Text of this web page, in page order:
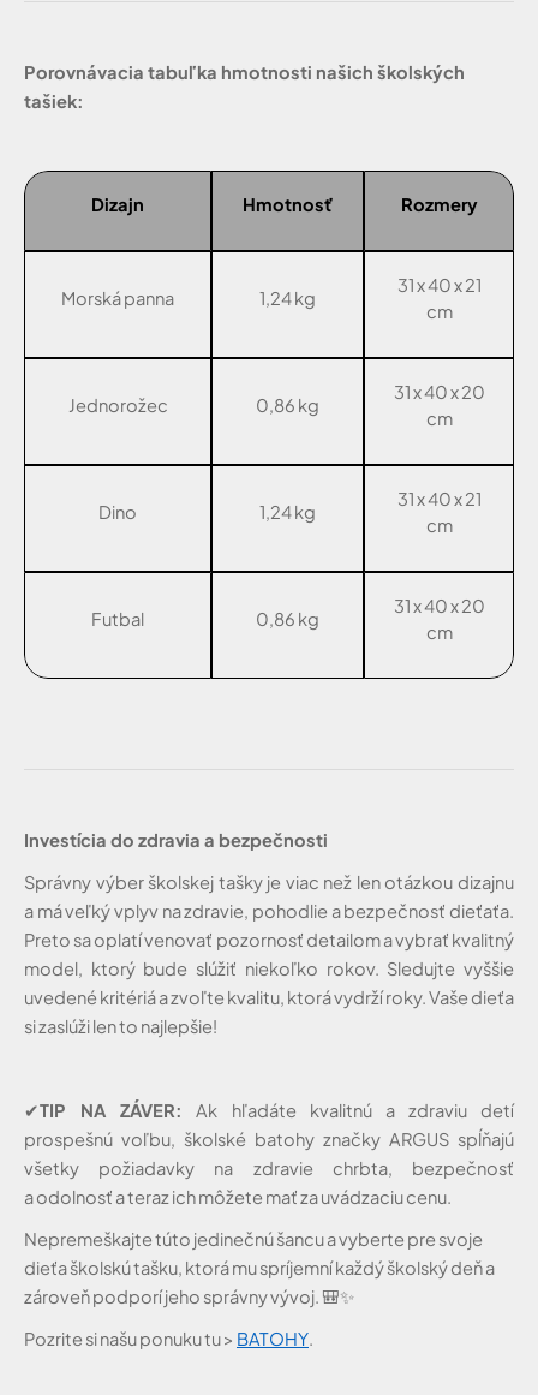
Porovnávacia tabuľka hmotnosti našich školských
tašiek:
Dizajn Hmotnosť Rozmery
Morská panna 1,24 kg
31 x 40 x 21
cm
Jednorožec 0,86 kg
31 x 40 x 20
cm
Dino 1,24 kg
31 x 40 x 21
cm
Futbal 0,86 kg
31 x 40 x 20
cm
Investícia do zdravia a bezpečnosti
Správny výber školskej tašky je viac než len otázkou dizajnu
a má veľký vplyv na zdravie, pohodlie a bezpečnosť dieťaťa.
Preto sa oplatí venovať pozornosť detailom a vybrať kvalitný
model, ktorý bude slúžiť niekoľko rokov. Sledujte vyššie
uvedené kritériá a zvoľte kvalitu, ktorá vydrží roky. Vaše dieťa
si zaslúži len to najlepšie!
✔TIP NA ZÁVER:
Ak hľadáte kvalitnú a zdraviu detí
prospešnú voľbu, školské batohy značky ARGUS spĺňajú
všetky požiadavky na zdravie chrbta, bezpečnosť
a odolnosť a teraz ich môžete mať za uvádzaciu cenu.
Nepremeškajte túto jedinečnú šancu a vyberte pre svoje
dieťa školskú tašku, ktorá mu spríjemní každý školský deň a
zároveň podporí jeho správny vývoj. 🎒✨
Pozrite si našu ponuku tu > BATOHY